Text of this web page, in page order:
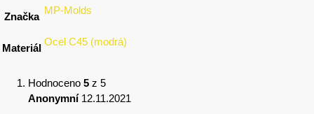
Značka
MP-Molds
Materiál
Ocel C45 (modrá)
Hodnoceno 5 z 5
Anonymní 12.11.2021